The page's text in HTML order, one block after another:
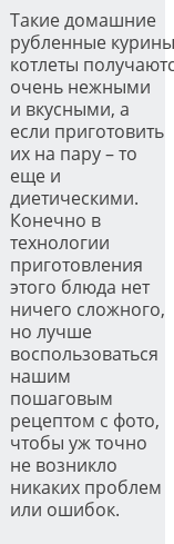
Такие домашние
рубленные
котлеты
очень нежными
и вкусными, а
если приготовить
их на пару – то
еще и
диетическими.
Конечно в
технологии
приготовления
этого блюда нет
ничего сложного,
но лучше
воспользоваться
нашим
пошаговым
рецептом с фото,
чтобы уж точно
не возникло
никаких проблем
или ошибок.